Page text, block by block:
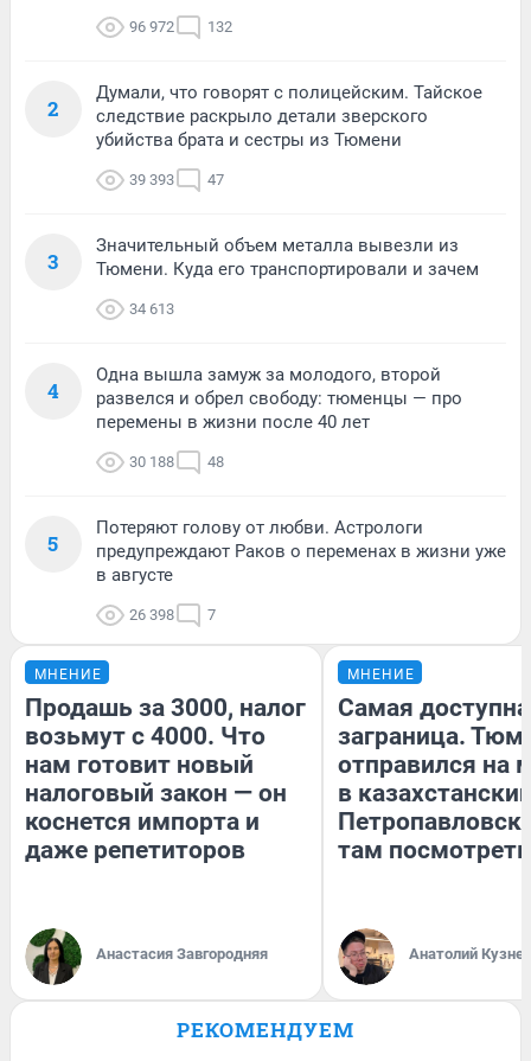
96 972 132
2
Думали, что говорят с полицейским. Тайское
следствие раскрыло детали зверского
убийства брата и сестры из Тюмени
39 393 47
3
Значительный объем металла вывезли из
Тюмени. Куда его транспортировали и зачем
34 613
4
Одна вышла замуж за молодого, второй
развелся и обрел свободу: тюменцы — про
перемены в жизни после 40 лет
30 188 48
5
Потеряют голову от любви. Астрологи
предупреждают Раков о переменах в жизни уже
в августе
26 398 7
МНЕНИЕ
Продашь за 3000, налог
возьмут с 4000. Что
нам готовит новый
налоговый закон — он
коснется импорта и
даже репетиторов
Анастасия Завгородняя
МНЕНИЕ
Самая
заграница.
отправился на
в
там посмотреть
Анатолий
РЕКОМЕНДУЕМ